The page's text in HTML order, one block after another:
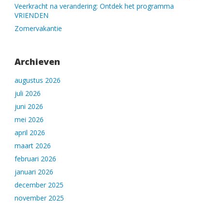
Veerkracht na verandering: Ontdek het programma
VRIENDEN
Zomervakantie
Archieven
augustus 2026
juli 2026
juni 2026
mei 2026
april 2026
maart 2026
februari 2026
januari 2026
december 2025
november 2025